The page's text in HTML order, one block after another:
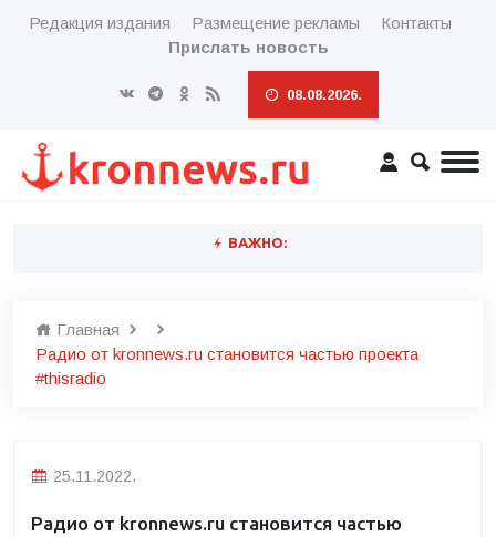
Редакция издания Размещение рекламы
Контакты
Прислать новость
08.08.2026.
ВАЖНО:
Главная
Радио от kronnews.ru становится частью проекта
#thisradio
25.11.2022.
Радио от kronnews.ru становится частью